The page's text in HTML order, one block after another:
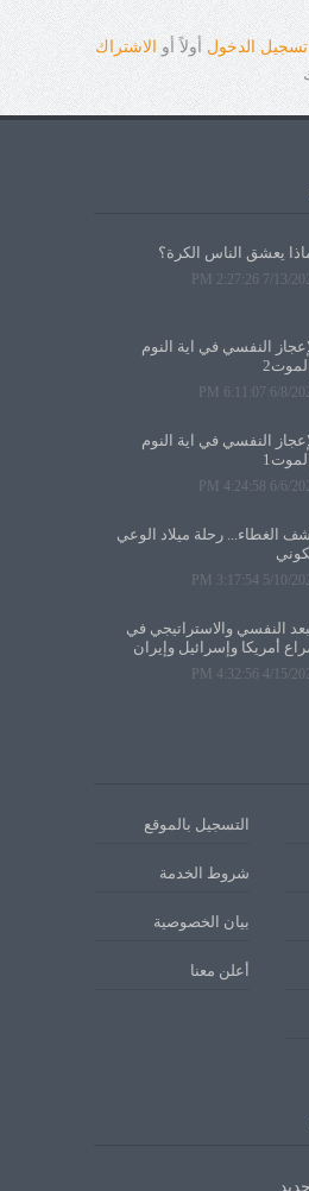
تسجيل الدخول أولاً أو الاشتراك
يعشق الناس الكرة؟
7/13/2026 2:27:26
النفسي في آية النوم
6/8/2026 6:11:07
النفسي في آية النوم
6/6/2026 4:24:58
الغطاء... رحلة ميلاد الوعي
5/10/2026 3:17:54
النفسي والاستراتيجي في
أمريكا وإسرائيل وإيران
4/15/2026 4:32:56
التسجيل بالموقع
شروط الخدمة
بيان الخصوصية
أعلن معنا